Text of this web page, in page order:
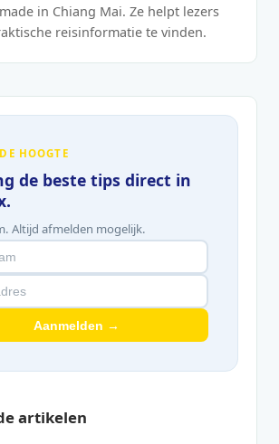
in Chiang Mai. Ze helpt lezers
reisinformatie te vinden.
HOOGTE
de beste tips direct in
Altijd afmelden mogelijk.
Aanmelden →
artikelen